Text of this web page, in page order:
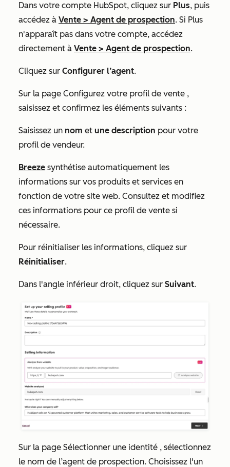
Dans votre compte HubSpot, cliquez sur Plus, puis
accédez à Vente > Agent de prospection. Si Plus
n'apparaît pas dans votre compte, accédez
directement à Vente > Agent de prospection.
Cliquez sur Configurer l’agent.
Sur la page Configurez votre profil de vente ,
saisissez et confirmez les éléments suivants :
Saisissez un nom et une description pour votre
profil de vendeur.
Breeze synthétise automatiquement les
informations sur vos produits et services en
fonction de votre site web. Consultez et modifiez
ces informations pour ce profil de vente si
nécessaire.
Pour réinitialiser les informations, cliquez sur
Réinitialiser.
Dans l'angle inférieur droit, cliquez sur Suivant.
Sur la page Sélectionner une identité , sélectionnez
le nom de l’agent de prospection. Choisissez l'un